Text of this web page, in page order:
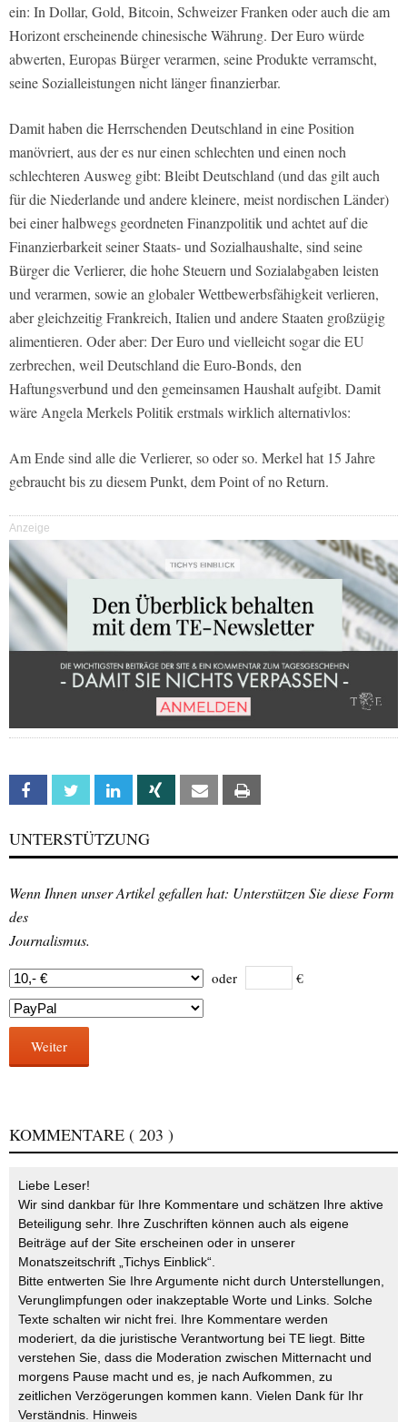
ein: In Dollar, Gold, Bitcoin, Schweizer Franken oder auch die am
Horizont erscheinende chinesische Währung. Der Euro würde
abwerten, Europas Bürger verarmen, seine Produkte verramscht,
seine Sozialleistungen nicht länger finanzierbar.
Damit haben die Herrschenden Deutschland in eine Position
manövriert, aus der es nur einen schlechten und einen noch
schlechteren Ausweg gibt: Bleibt Deutschland (und das gilt auch
für die Niederlande und andere kleinere, meist nordischen Länder)
bei einer halbwegs geordneten Finanzpolitik und achtet auf die
Finanzierbarkeit seiner Staats- und Sozialhaushalte, sind seine
Bürger die Verlierer, die hohe Steuern und Sozialabgaben leisten
und verarmen, sowie an globaler Wettbewerbsfähigkeit verlieren,
aber gleichzeitig Frankreich, Italien und andere Staaten großzügig
alimentieren. Oder aber: Der Euro und vielleicht sogar die EU
zerbrechen, weil Deutschland die Euro-Bonds, den
Haftungsverbund und den gemeinsamen Haushalt aufgibt. Damit
wäre Angela Merkels Politik erstmals wirklich alternativlos:
Am Ende sind alle die Verlierer, so oder so. Merkel hat 15 Jahre
gebraucht bis zu diesem Punkt, dem Point of no Return.
Anzeige
Facebook Twitter Linkedin Xing Email
UNTERSTÜTZUNG
Wenn Ihnen unser Artikel gefallen hat: Unterstützen Sie diese Form
des
Journalismus.
oder €
Weiter
KOMMENTARE ( 203 )
Liebe Leser!
Wir sind dankbar für Ihre Kommentare und schätzen Ihre aktive
Beteiligung sehr. Ihre Zuschriften können auch als eigene
Beiträge auf der Site erscheinen oder in unserer
Monatszeitschrift „Tichys Einblick“.
Bitte entwerten Sie Ihre Argumente nicht durch Unterstellungen,
Verunglimpfungen oder inakzeptable Worte und Links. Solche
Texte schalten wir nicht frei. Ihre Kommentare werden
moderiert, da die juristische Verantwortung bei TE liegt. Bitte
verstehen Sie, dass die Moderation zwischen Mitternacht und
morgens Pause macht und es, je nach Aufkommen, zu
zeitlichen Verzögerungen kommen kann. Vielen Dank für Ihr
Verständnis. Hinweis